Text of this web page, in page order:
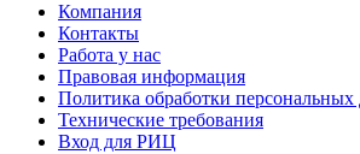
Компания
Контакты
Работа у нас
Правовая информация
Политика обработки
Технические требования
Вход для РИЦ